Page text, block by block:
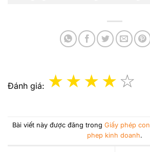
Đánh giá:
Bài viết này được đăng trong Giấy phép con
phep kinh doanh.